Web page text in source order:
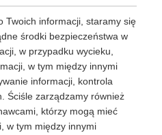
Twoich informacji, staramy się
środki bezpieczeństwa w
w przypadku wycieku,
w tym między innymi
informacji, kontrola
Ściśle zarządzamy również
którzy mogą mieć
w tym między innymi